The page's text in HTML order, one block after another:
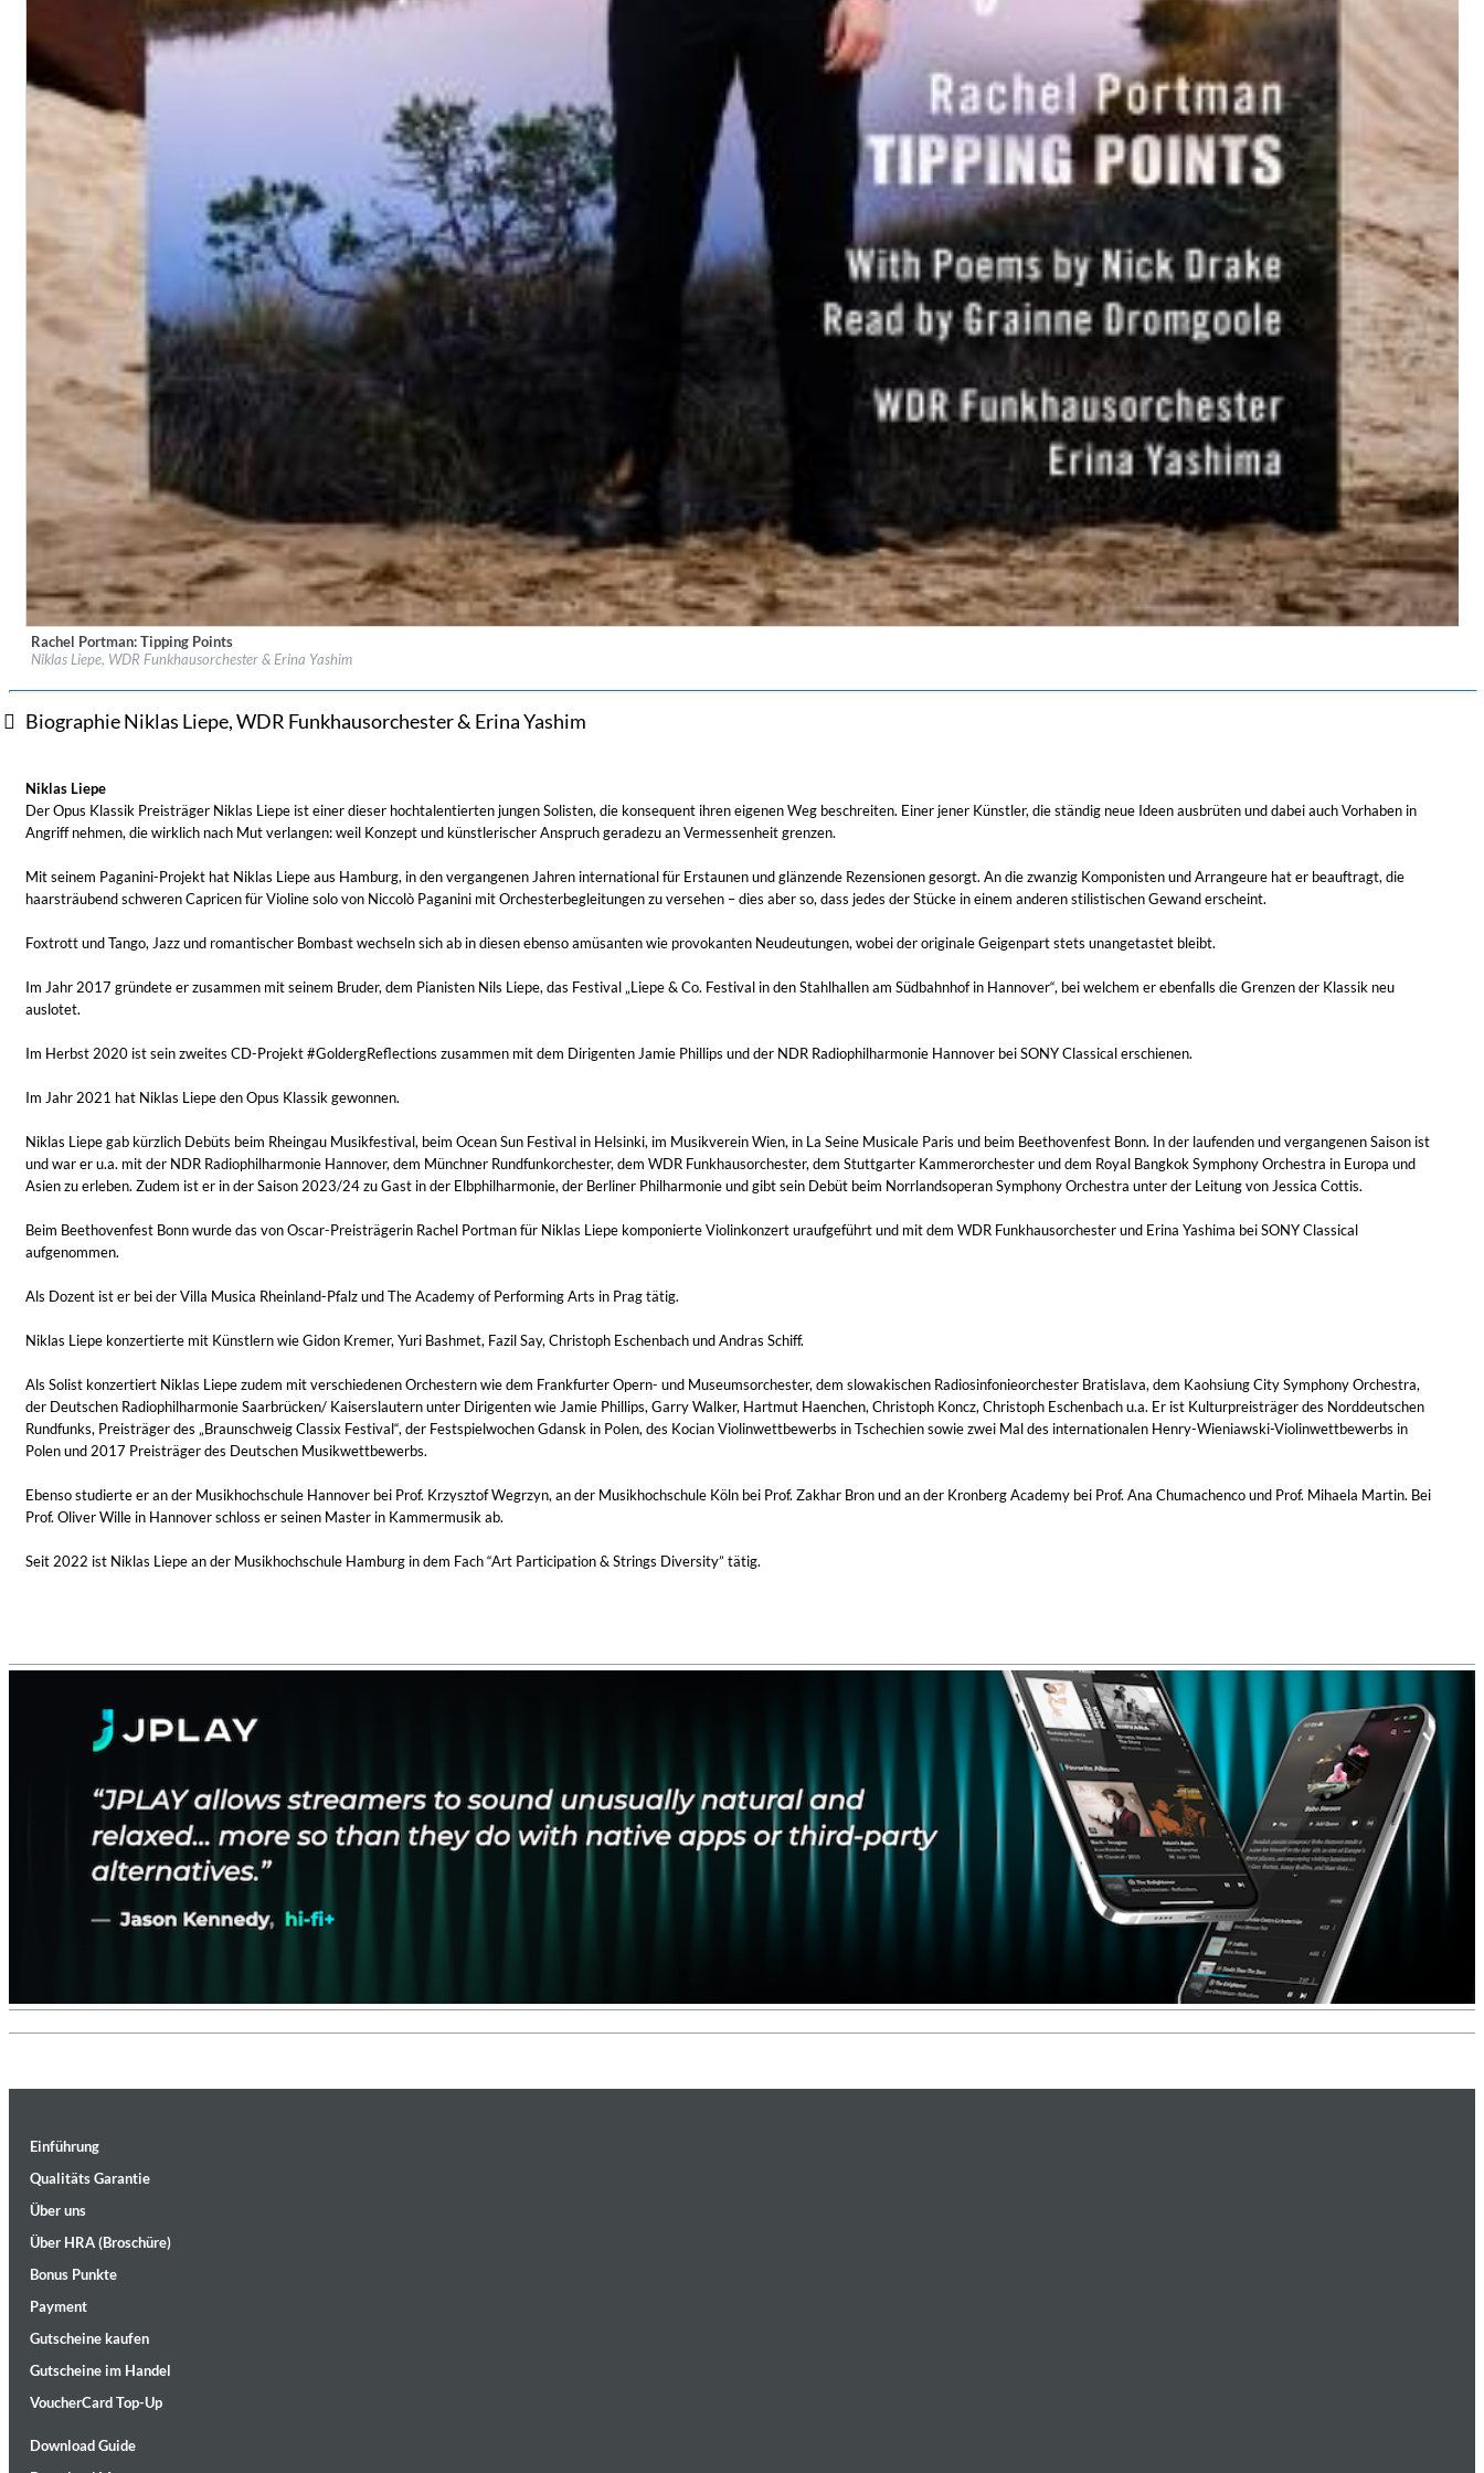
Big Band Bossa Nova (Remastered)
Cindy Blackman Santana
Genre:Jazz
Convergence (Reference Edition)
Malia, Boris Blank
Wes Montgomery, Wynton Kelly Trio
Genre:Jazz
MIDNIGHT SUGAR (Remastered)
Genre:Jazz
Label:Sony Classical/Sony Music
Genre: Classical
Rachel Portman: Tipping Points
Niklas Liepe, WDR Funkhausorchester & Erina Yashim
Biographie Niklas Liepe, WDR Funkhausorchester & Erina Yashim
Niklas Liepe
Der Opus Klassik Preisträger Niklas Liepe ist einer dieser hochtalentierten jungen Solisten, die konsequent ihren eigenen Weg beschreiten. Einer jener Künstler, die ständig neue Ideen ausbrüten und dabei auch Vorhaben in
Angriff nehmen, die wirklich nach Mut verlangen: weil Konzept und künstlerischer Anspruch geradezu an Vermessenheit grenzen.
Mit seinem Paganini-Projekt hat Niklas Liepe aus Hamburg, in den vergangenen Jahren international für Erstaunen und glänzende Rezensionen gesorgt. An die zwanzig Komponisten und Arrangeure hat er beauftragt, die
haarsträubend schweren Capricen für Violine solo von Niccolò Paganini mit Orchesterbegleitungen zu versehen – dies aber so, dass jedes der Stücke in einem anderen stilistischen Gewand erscheint.
Foxtrott und Tango, Jazz und romantischer Bombast wechseln sich ab in diesen ebenso amüsanten wie provokanten Neudeutungen, wobei der originale Geigenpart stets unangetastet bleibt.
Im Jahr 2017 gründete er zusammen mit seinem Bruder, dem Pianisten Nils Liepe, das Festival „Liepe & Co. Festival in den Stahlhallen am Südbahnhof in Hannover“, bei welchem er ebenfalls die Grenzen der Klassik neu
auslotet.
Im Herbst 2020 ist sein zweites CD-Projekt #GoldergReflections zusammen mit dem Dirigenten Jamie Phillips und der NDR Radiophilharmonie Hannover bei SONY Classical erschienen.
Im Jahr 2021 hat Niklas Liepe den Opus Klassik gewonnen.
Niklas Liepe gab kürzlich Debüts beim Rheingau Musikfestival, beim Ocean Sun Festival in Helsinki, im Musikverein Wien, in La Seine Musicale Paris und beim Beethovenfest Bonn. In der laufenden und vergangenen Saison ist
und war er u.a. mit der NDR Radiophilharmonie Hannover, dem Münchner Rundfunkorchester, dem WDR Funkhausorchester, dem Stuttgarter Kammerorchester und dem Royal Bangkok Symphony Orchestra in Europa und
Asien zu erleben. Zudem ist er in der Saison 2023/24 zu Gast in der Elbphilharmonie, der Berliner Philharmonie und gibt sein Debüt beim Norrlandsoperan Symphony Orchestra unter der Leitung von Jessica Cottis.
Beim Beethovenfest Bonn wurde das von Oscar-Preisträgerin Rachel Portman für Niklas Liepe komponierte Violinkonzert uraufgeführt und mit dem WDR Funkhausorchester und Erina Yashima bei SONY Classical
aufgenommen.
Als Dozent ist er bei der Villa Musica Rheinland-Pfalz und The Academy of Performing Arts in Prag tätig.
Niklas Liepe konzertierte mit Künstlern wie Gidon Kremer, Yuri Bashmet, Fazil Say, Christoph Eschenbach und Andras Schiff.
Als Solist konzertiert Niklas Liepe zudem mit verschiedenen Orchestern wie dem Frankfurter Opern- und Museumsorchester, dem slowakischen Radiosinfonieorchester Bratislava, dem Kaohsiung City Symphony Orchestra,
der Deutschen Radiophilharmonie Saarbrücken/ Kaiserslautern unter Dirigenten wie Jamie Phillips, Garry Walker, Hartmut Haenchen, Christoph Koncz, Christoph Eschenbach u.a. Er ist Kulturpreisträger des Norddeutschen
Rundfunks, Preisträger des „Braunschweig Classix Festival“, der Festspielwochen Gdansk in Polen, des Kocian Violinwettbewerbs in Tschechien sowie zwei Mal des internationalen Henry-Wieniawski-Violinwettbewerbs in
Polen und 2017 Preisträger des Deutschen Musikwettbewerbs.
Ebenso studierte er an der Musikhochschule Hannover bei Prof. Krzysztof Wegrzyn, an der Musikhochschule Köln bei Prof. Zakhar Bron und an der Kronberg Academy bei Prof. Ana Chumachenco und Prof. Mihaela Martin. Bei
Prof. Oliver Wille in Hannover schloss er seinen Master in Kammermusik ab.
Seit 2022 ist Niklas Liepe an der Musikhochschule Hamburg in dem Fach “Art Participation & Strings Diversity” tätig.
Einführung
Qualitäts Garantie
Über uns
Über HRA (Broschüre)
Bonus Punkte
Payment
Gutscheine kaufen
Gutscheine im Handel
VoucherCard Top-Up
Download Guide